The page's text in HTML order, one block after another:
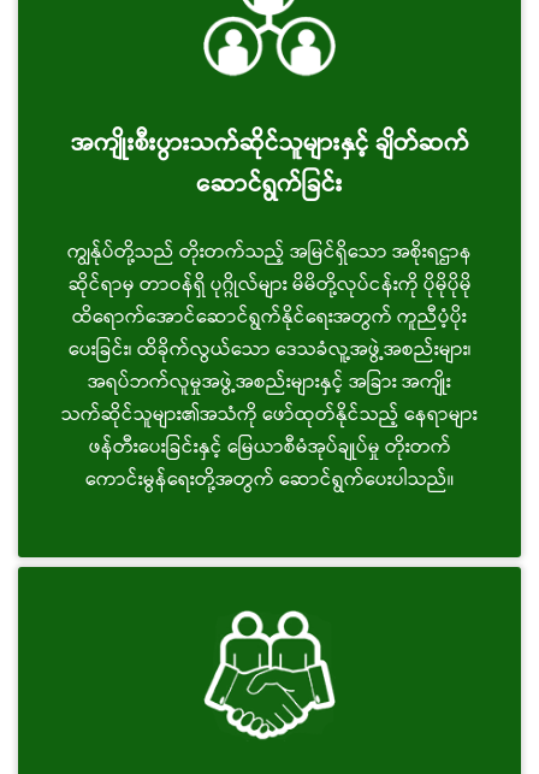
အကျိုးစီးပွားသက်ဆိုင်သူများနှင့် ချိတ်ဆက်
ဆောင်ရွက်ခြင်း
ကျွန်ုပ်တို့သည် တိုးတက်သည့် အမြင်ရှိသော အစိုးရဌာန
ဆိုင်ရာမှ တာဝန်ရှိ ပုဂ္ဂိုလ်များ မိမိတို့လုပ်ငန်းကို ပိုမိုပိုမို
ထိရောက်အောင်ဆောင်ရွက်နိုင်ရေးအတွက် ကူညီပံ့ပိုး
ပေးခြင်း၊ ထိခိုက်လွယ်သော ဒေသခံလူ့အဖွဲ့အစည်းများ၊
အရပ်ဘက်လူမှုအဖွဲ့အစည်းများနှင့် အခြား အကျိုး
သက်ဆိုင်သူများ၏အသံကို ဖော်ထုတ်နိုင်သည့် နေရာများ
ဖန်တီးပေးခြင်းနှင့် မြေယာစီမံအုပ်ချုပ်မှု တိုးတက်
ကောင်းမွန်ရေးတို့အတွက် ဆောင်ရွက်ပေးပါသည်။